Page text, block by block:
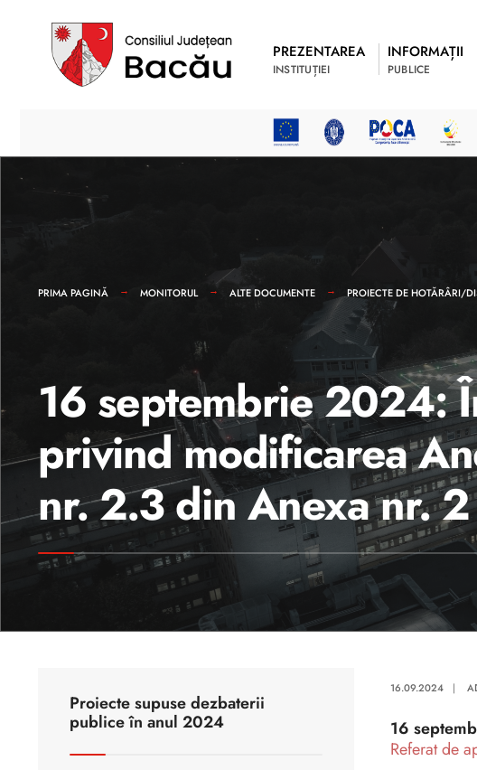
PREZENTAREA
INSTITUȚIEI
INFORMAȚII
PUBLICE
PRIMA PAGINĂ MONITORUL ALTE DOCUMENTE PROIECTE DE HOTĂRÂRI/
16 septembrie 2024:
privind modificarea
nr. 2.3 din Anexa nr.
16.09.2024 |
16
Referat de
Proiecte supuse dezbaterii
publice în anul 2024